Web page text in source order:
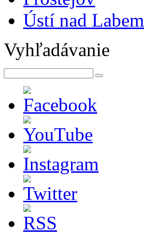
Ústí nad Labem
Vyhľadávanie